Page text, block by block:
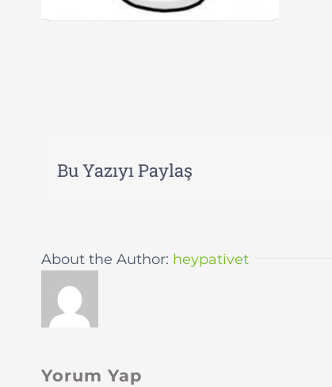
Bu Yazıyı Paylaş
About the Author: heypativet
Yorum Yap